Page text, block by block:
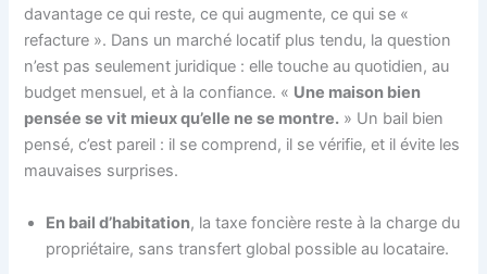
davantage ce qui reste, ce qui augmente, ce qui se «
refacture ». Dans un marché locatif plus tendu, la question
n’est pas seulement juridique : elle touche au quotidien, au
budget mensuel, et à la confiance. « Une maison bien
pensée se vit mieux qu’elle ne se montre. » Un bail bien
pensé, c’est pareil : il se comprend, il se vérifie, et il évite les
mauvaises surprises.
En bail d’habitation, la taxe foncière reste à la charge du
propriétaire, sans transfert global possible au locataire.